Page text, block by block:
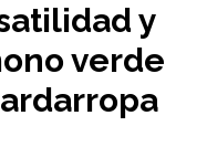
y
verde